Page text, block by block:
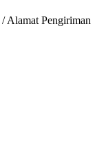
Alamat Pengiriman